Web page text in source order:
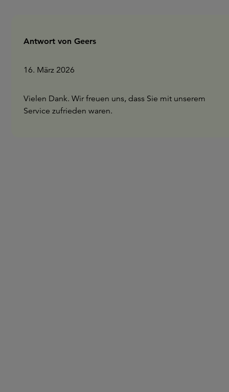
Antwort von Geers
16. März 2026
Vielen Dank. Wir freuen uns, dass Sie mit unserem
Service zufrieden waren.